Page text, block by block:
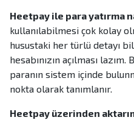
Heetpay ile para yatırma
kullanılabilmesi çok kolay
husustaki her türlü detayı
hesabınızın açılması
paranın sistem içinde
nokta olarak tanımlanır.
Heetpay üzerinden